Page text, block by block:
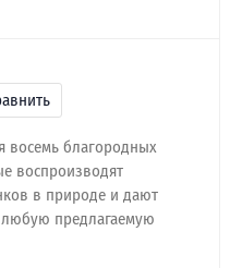
восемь благородных
воспроизводят
в природе и дают
предлагаемую